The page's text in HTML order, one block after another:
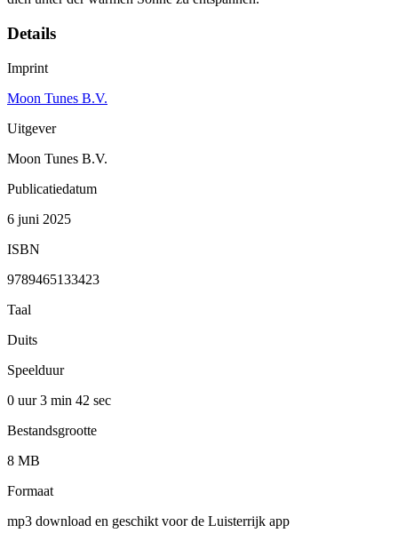
Details
Imprint
Moon Tunes B.V.
Uitgever
Moon Tunes B.V.
Publicatiedatum
6 juni 2025
ISBN
9789465133423
Taal
Duits
Speelduur
0 uur 3 min 42 sec
Bestandsgrootte
8 MB
Formaat
mp3 download en geschikt voor de Luisterrijk app